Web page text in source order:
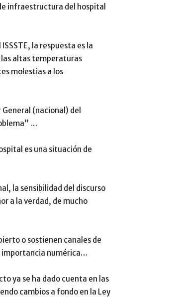
infraestructura del hospital
la respuesta es la
las altas temperaturas
molestias a los
(nacional) del
…
es una situación de
la sensibilidad del discurso
a la verdad, de mucho
o sostienen canales de
importancia numérica…
ya se ha dado cuenta en las
cambios a fondo en la Ley